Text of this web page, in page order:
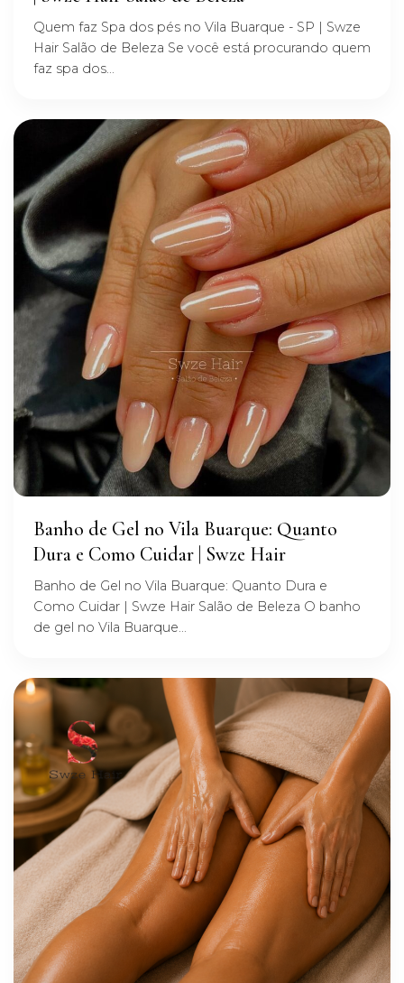
Quem faz Spa dos pés no Vila Buarque - SP | Swze
Hair Salão de Beleza Se você está procurando quem
faz spa dos...
Banho de Gel no Vila Buarque: Quanto
Dura e Como Cuidar | Swze Hair
Banho de Gel no Vila Buarque: Quanto Dura e
Como Cuidar | Swze Hair Salão de Beleza O banho
de gel no Vila Buarque...